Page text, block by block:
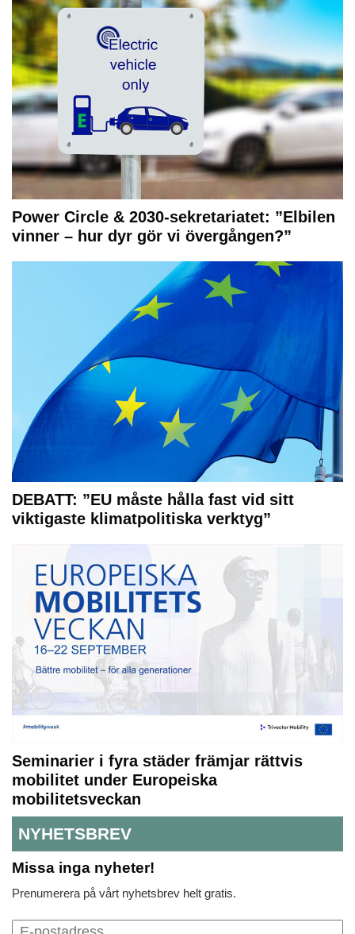
Power Circle & 2030-sekretariatet: ”Elbilen
vinner – hur dyr gör vi övergången?”
DEBATT: ”EU måste hålla fast vid sitt
viktigaste klimatpolitiska verktyg”
Seminarier i fyra städer främjar rättvis
mobilitet under Europeiska
mobilitetsveckan
NYHETSBREV
Missa inga nyheter!
Prenumerera på vårt nyhetsbrev helt gratis.